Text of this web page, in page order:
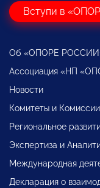
Вступи в
Об «ОПОРЕ
Ассоциация «НП
Новости
Комитеты и Комиссии
Региональное
Экспертиза и
Международная
Декларация о